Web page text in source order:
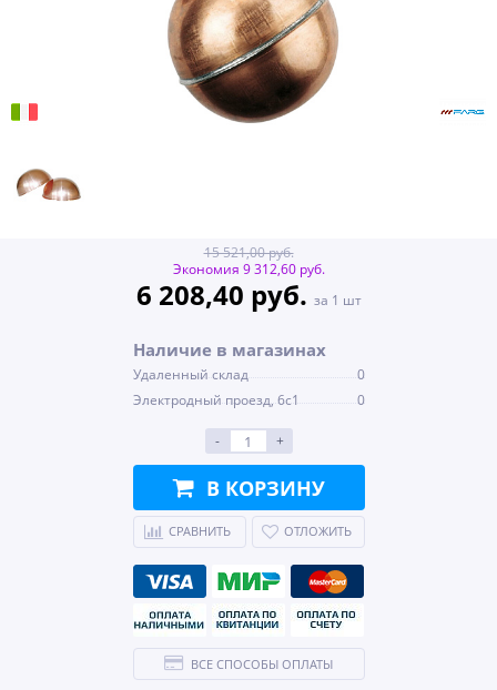
15 521,00 руб.
Экономия 9 312,60 руб.
6 208,40 руб. за 1 шт
Наличие в магазинах
Удаленный склад
0
Электродный проезд, 6с1
0
- +
В КОРЗИНУ
СРАВНИТЬ ОТЛОЖИТЬ
ВСЕ СПОСОБЫ ОПЛАТЫ